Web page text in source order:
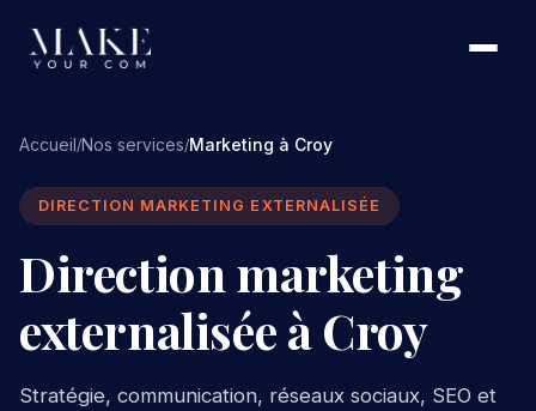
Accueil/Nos services/Marketing à Croy
DIRECTION MARKETING EXTERNALISÉE
Direction marketing
externalisée à Croy
Stratégie, communication, réseaux sociaux, SEO et